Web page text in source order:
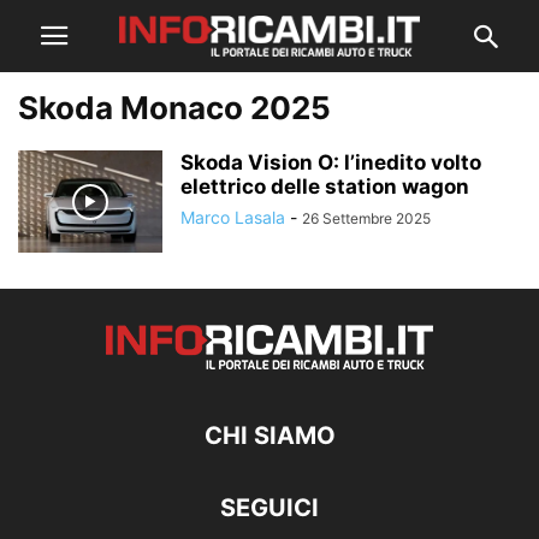
Skoda Monaco 2025
Skoda Vision O: l’inedito volto
elettrico delle station wagon
Marco Lasala - 26 Settembre 2025
CHI SIAMO
SEGUICI